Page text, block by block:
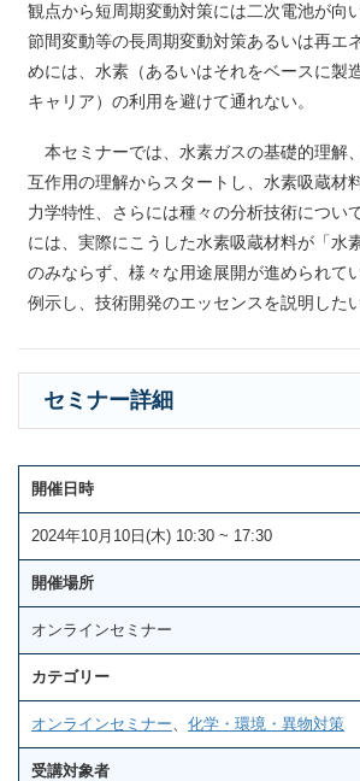
観点から短周期変動対策には二次電池が向
節間変動等の長周期変動対策あるいは再エ
めには、水素（あるいはそれをベースに製
キャリア）の利用を避けて通れない。
本セミナーでは、水素ガスの基礎的理解
互作用の理解からスタートし、水素吸蔵材
力学特性、さらには種々の分析技術につい
には、実際にこうした水素吸蔵材料が「水
のみならず、様々な用途展開が進められて
例示し、技術開発のエッセンスを説明したい
セミナー詳細
開催日時
2024年10月10日(木) 10:30 ~ 17:30
開催場所
オンラインセミナー
カテゴリー
オンラインセミナー 化学・環境・異物対策
受講対象者